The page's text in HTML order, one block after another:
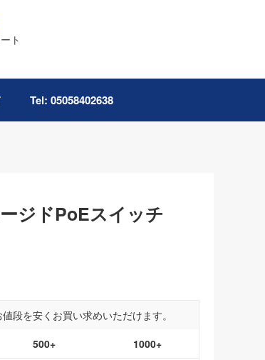
ト
Tel: 05058402638
ジドPoEスイッチ
段を安くお買い求めいただけます。
500+ 1000+